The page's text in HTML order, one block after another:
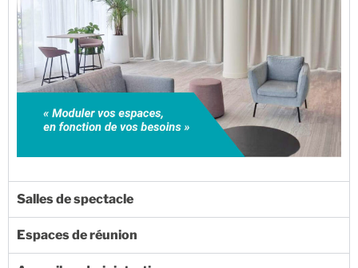
Salles de spectacle
Espaces de réunion